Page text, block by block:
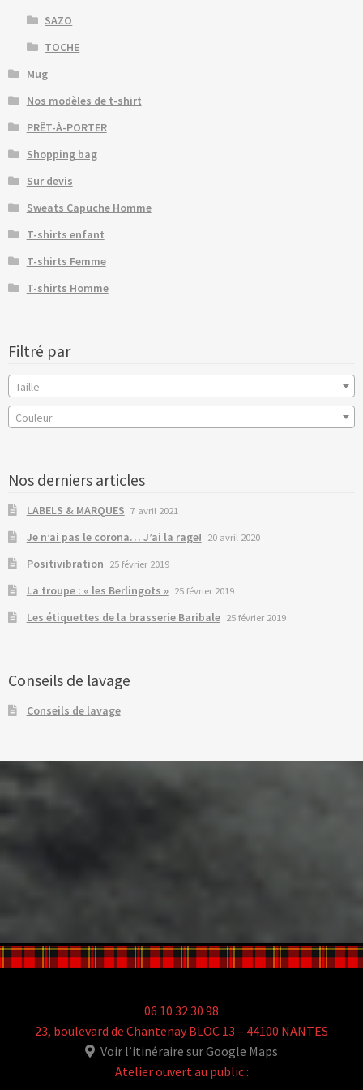
SAZO
TOCHE
Mug
Nos modèles de t-shirt
PRÊT-À-PORTER
Shopping bag
Sur devis
Sweats Capuche Homme
T-shirts enfant
T-shirts Femme
T-shirts Homme
Filtré par
Taille
Couleur
Nos derniers articles
LABELS & MARQUES 7 avril 2021
Je n’ai pas le corona… J’ai la rage! 20 avril 2020
Positivibration 25 février 2019
La troupe : « les Berlingots » 25 février 2019
Les étiquettes de la brasserie Baribale 25 février 2019
Conseils de lavage
Conseils de lavage
06 10 32 30 98
23, boulevard de Chantenay BLOC 13 – 44100 NANTES
Voir l’itinéraire sur Google Maps
Atelier ouvert au public :